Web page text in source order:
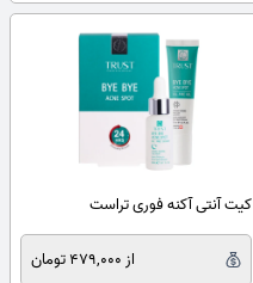
کیت آنتی آکنه فوری تراست
از 479,000 تومان